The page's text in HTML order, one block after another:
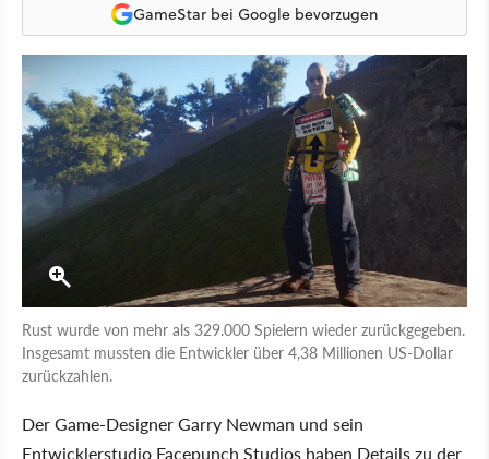
GameStar bei Google bevorzugen
Rust wurde von mehr als 329.000 Spielern wieder zurückgegeben.
Insgesamt mussten die Entwickler über 4,38 Millionen US-Dollar
zurückzahlen.
Der Game-Designer Garry Newman und sein
Entwicklerstudio Facepunch Studios haben Details zu der